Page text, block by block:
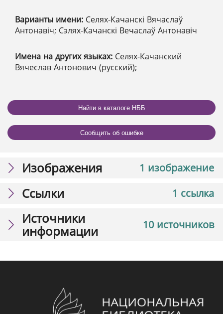
Варианты имени: Селях-Качанскі Вячаслаў
Антонавіч; Сэлях-Качанскі Вечаслаў Антонавіч
Имена на других языках: Селях-Качанский
Вячеслав Антонович (русский);
Найти в каталоге НББ
Сообщить об ошибке
1 изображение
Изображения
1 ссылка
Ссылки
10 источников
Источники
информации